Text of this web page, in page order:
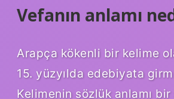
Vefanın anlamı
Arapça kökenli bir kelime
15. yüzyılda edebiyata
Kelimenin sözlük anlamı bir